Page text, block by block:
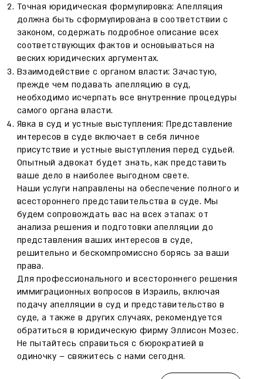
Точная юридическая формулировка: Апелляция
должна быть сформулирована в соответствии с
законом, содержать подробное описание всех
соответствующих фактов и основываться на
веских юридических аргументах.
Взаимодействие с органом власти: Зачастую,
прежде чем подавать апелляцию в суд,
необходимо исчерпать все внутренние процедуры
самого органа власти.
Явка в суд и устные выступления: Представление
интересов в суде включает в себя личное
присутствие и устные выступления перед судьей.
Опытный адвокат будет знать, как представить
ваше дело в наиболее выгодном свете.
Наши услуги направлены на обеспечение полного и
всестороннего представительства в суде. Мы
будем сопровождать вас на всех этапах: от
анализа решения и подготовки апелляции до
представления ваших интересов в суде,
решительно и бескомпромиссно борясь за ваши
права.
Для профессионального и всестороннего решения
иммиграционных вопросов в Израиль, включая
подачу апелляции в суд и представительство в
суде, а также в других случаях, рекомендуется
обратиться в юридическую фирму Эллисон Мозес.
Не пытайтесь справиться с бюрократией в
одиночку – свяжитесь с нами сегодня.